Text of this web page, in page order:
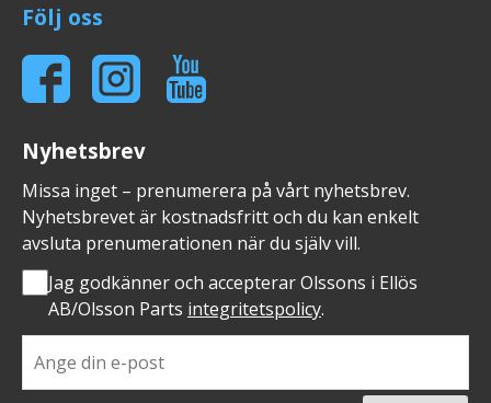
Följ oss
Nyhetsbrev
Missa inget – prenumerera på vårt nyhetsbrev.
Nyhetsbrevet är kostnadsfritt och du kan enkelt
avsluta prenumerationen när du själv vill.
Jag godkänner och accepterar Olssons i Ellös
AB/Olsson Parts integritetspolicy.